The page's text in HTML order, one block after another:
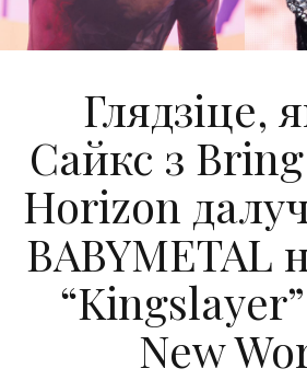
Глядзіце,
Сайкс з
Horizon
BABYMETAL
New